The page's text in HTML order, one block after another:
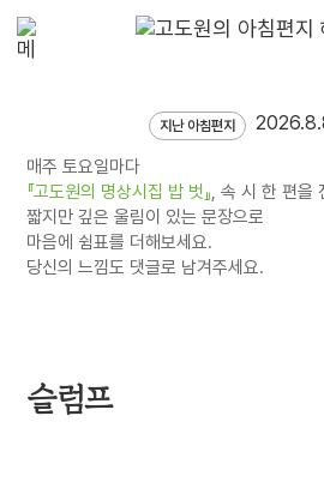
지난 아침편지
매주 토요일마다
『고도원의 명상시집 밥 벗』, 속 시 한 편을
짧지만 깊은 울림이 있는 문장으로
마음에 쉼표를 더해보세요.
당신의 느낌도 댓글로 남겨주세요.
슬럼프